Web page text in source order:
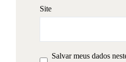
Site
Salvar meus dados